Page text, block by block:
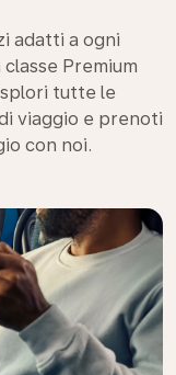
adatti a ogni
Premium
tutte le
viaggio e prenoti
con noi.